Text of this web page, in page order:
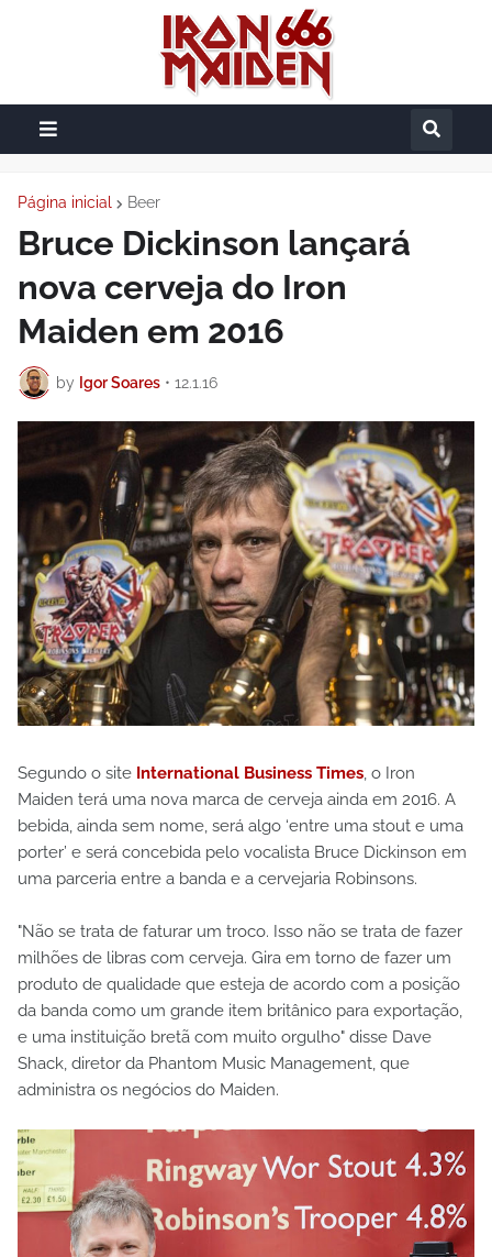
Página inicial Beer
Bruce Dickinson lançará
nova cerveja do Iron
Maiden em 2016
by Igor Soares • 12.1.16
Segundo o site International Business Times, o Iron
Maiden terá uma nova marca de cerveja ainda em 2016. A
bebida, ainda sem nome, será algo ‘entre uma stout e uma
porter’ e será concebida pelo vocalista Bruce Dickinson em
uma parceria entre a banda e a cervejaria Robinsons.
"Não se trata de faturar um troco. Isso não se trata de fazer
milhões de libras com cerveja. Gira em torno de fazer um
produto de qualidade que esteja de acordo com a posição
da banda como um grande item britânico para exportação,
e uma instituição bretã com muito orgulho" disse Dave
Shack, diretor da Phantom Music Management, que
administra os negócios do Maiden.